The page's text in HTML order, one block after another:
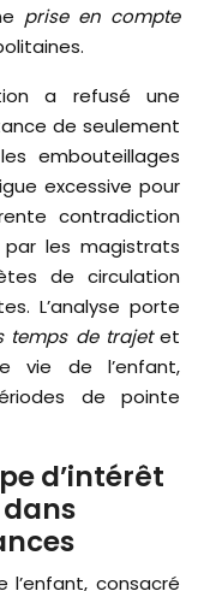
prise en compte
a refusé une
de seulement
embouteillages
excessive pour
contradiction
par les magistrats
de circulation
L’analyse porte
temps de trajetet
vie de l’enfant,
de pointe
d’intérêt
l’enfant, consacré